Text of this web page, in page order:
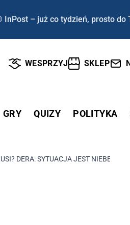
InPost – już co tydzień, prosto do
WESPRZYJ SKLEP
GRY QUIZY POLITYKA
DERA: SYTUACJA JEST